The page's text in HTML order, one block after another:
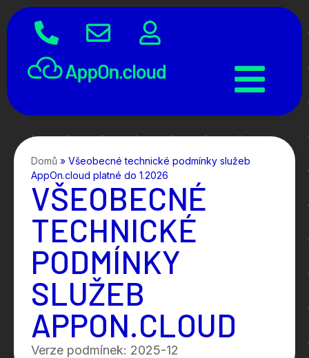
Domů » Všeobecné technické podmínky služeb
AppOn.cloud platné do 1.2026
VŠEOBECNÉ
TECHNICKÉ
PODMÍNKY
SLUŽEB
APPON.CLOUD
Verze podmínek: 2025-12